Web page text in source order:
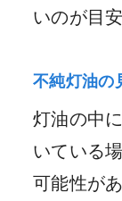
いのが目安
不純灯油の
灯油の中
いている
可能性が